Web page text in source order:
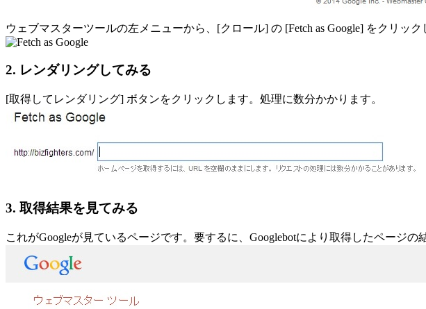
ウェブマスターツールの左メニューから、[クロール] の [Fetch as Google] をクリック
2. レンダリングしてみる
[取得してレンダリング] ボタンをクリックします。処理に数分かかります。
3. 取得結果を見てみる
これがGoogleが見ているページです。要するに、Googlebotにより取得したページの